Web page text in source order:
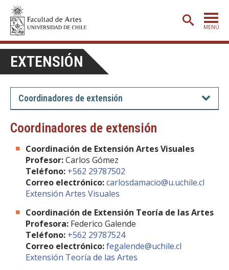
MENÚ
ADMISIÓN
ETAPA BÁSICA
CARRERAS
POSTGRADO
EXTENSIÓN
CREACIÓNE INVESTIGACIÓN
BIBLIOTECA
DEPARTAMENTOS
FACULTAD
Estudiantes
EXTENSIÓN
Coordinadores de extensión
Coordinadores de extensión
Coordinación de Extensión Artes Visuales
Profesor:Carlos Gómez
Teléfono: +562 29787502
Correo electrónico:carlosdamacio@u.uchile.cl
Extensión Artes Visuales
Coordinación de Extensión Teoría de las Artes
Profesora: Federico Galende
Teléfono: +562 29787524
Correo electrónico:fegalende@uchile.cl
Extensión Teoría de las Artes